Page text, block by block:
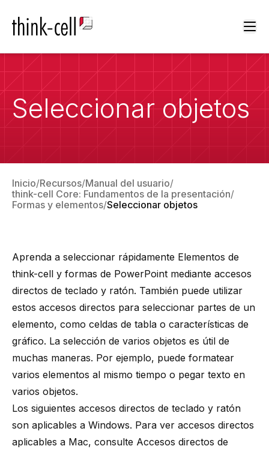
Seleccionar objetos
Inicio Recursos Manual del usuario
think-cell Core: Fundamentos de la presentación
Formas y elementos Seleccionar objetos
Aprenda a seleccionar rápidamente Elementos de
think-cell y formas de PowerPoint mediante accesos
directos de teclado y ratón. También puede utilizar
estos accesos directos para seleccionar partes de un
elemento, como celdas de tabla o características de
gráfico. La selección de varios objetos es útil de
muchas maneras. Por ejemplo, puede formatear
varios elementos al mismo tiempo o pegar texto en
varios objetos.
Los siguientes accesos directos de teclado y ratón
son aplicables a Windows. Para ver accesos directos
aplicables a Mac, consulte Accesos directos de